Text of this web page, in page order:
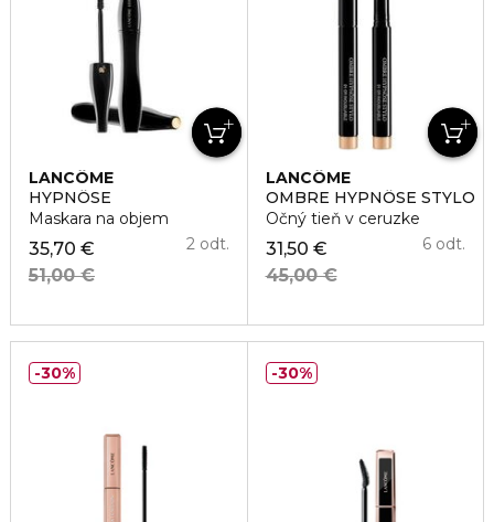
LANCÔME
HYPNÔSE
Maskara na objem
35,70 €
51,00 €
2 odt.
LANCÔME
OMBRE HYPNÔSE STYLO
Očný tieň v ceruzke
31,50 €
45,00 €
6 odt.
30% 30%